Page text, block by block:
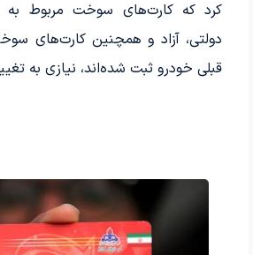
کرد که کارت‌های سوخت مربوط به
دولتی، آزاد و همچنین کارت‌های
قبلی خودرو ثبت شده‌اند، نیازی به